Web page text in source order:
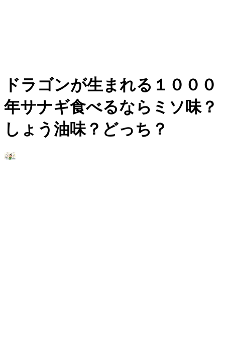
ドラゴンが生まれる１０００
年サナギ食べるならミソ味？
しょう油味？どっち？